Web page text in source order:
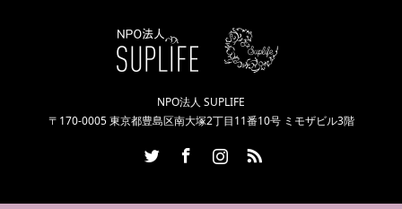
NPO法人 SUPLIFE
〒170-0005 東京都豊島区南大塚2丁目11番10号 ミモザビル3階